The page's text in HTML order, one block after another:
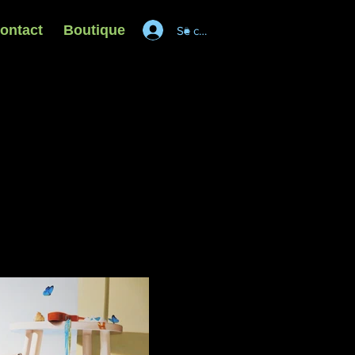
Boutique Se connecter